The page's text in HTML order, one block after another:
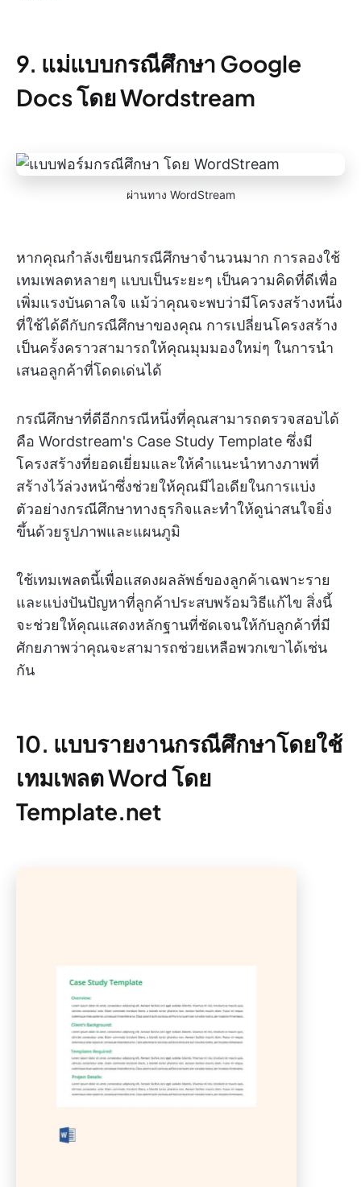
9. แม่แบบกรณีศึกษา Google
Docs โดย Wordstream
ผ่านทาง WordStream
หากคุณกำลังเขียนกรณีศึกษาจำนวนมาก การลองใช้
เทมเพลตหลายๆ แบบเป็นระยะๆ เป็นความคิดที่ดีเพื่อ
เพิ่มแรงบันดาลใจ แม้ว่าคุณจะพบว่ามีโครงสร้างหนึ่ง
ที่ใช้ได้ดีกับกรณีศึกษาของคุณ การเปลี่ยนโครงสร้าง
เป็นครั้งคราวสามารถให้คุณมุมมองใหม่ๆ ในการนำ
เสนอลูกค้าที่โดดเด่นได้
กรณีศึกษาที่ดีอีกกรณีหนึ่งที่คุณสามารถตรวจสอบได้
คือ Wordstream's Case Study Template ซึ่งมี
โครงสร้างที่ยอดเยี่ยมและให้คำแนะนำทางภาพที่
สร้างไว้ล่วงหน้าซึ่งช่วยให้คุณมีไอเดียในการแบ่ง
ตัวอย่างกรณีศึกษาทางธุรกิจและทำให้ดูน่าสนใจยิ่ง
ขึ้นด้วยรูปภาพและแผนภูมิ
ใช้เทมเพลตนี้เพื่อแสดงผลลัพธ์ของลูกค้าเฉพาะราย
และแบ่งปันปัญหาที่ลูกค้าประสบพร้อมวิธีแก้ไข สิ่งนี้
จะช่วยให้คุณแสดงหลักฐานที่ชัดเจนให้กับลูกค้าที่มี
ศักยภาพว่าคุณจะสามารถช่วยเหลือพวกเขาได้เช่น
กัน
10. แบบรายงานกรณีศึกษาโดยใช้
เทมเพลต Word โดย
Template.net